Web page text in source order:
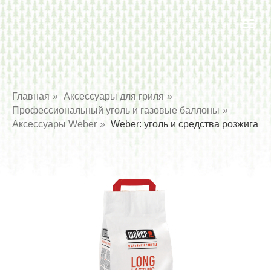
Главная » Аксессуары для гриля »
Профессиональный уголь и газовые баллоны »
Аксессуары Weber » Weber: уголь и средства розжига